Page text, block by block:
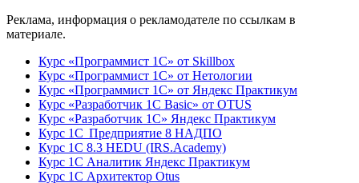
Реклама, информация о рекламодателе по ссылкам в
материале.
Курс «Программист 1С» от Skillbox
Курс «Программист 1С» от Нетологии
Курс «Программист 1С» от Яндекс Практикум
Курс «Разработчик 1С Basic» от OTUS
Курс «Разработчик 1С» Яндекс Практикум
Курс 1С Предприятие 8 НАДПО
Курс 1С 8.3 HEDU (IRS.Academy)
Курс 1С Аналитик Яндекс Практикум
Курс 1С Архитектор Otus